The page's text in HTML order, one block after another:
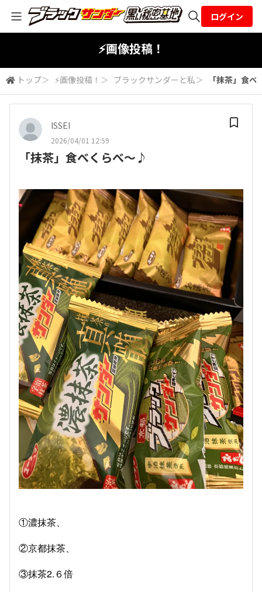
ログイン
⚡画像投稿！
トップ＞ ⚡画像投稿！ ＞ ブラックサンダーと私＞ 「抹茶」食
ISSEI
2026/04/01 12:59
「抹茶」食べくらべ〜♪
①濃抹茶、
②京都抹茶、
③抹茶2.６倍